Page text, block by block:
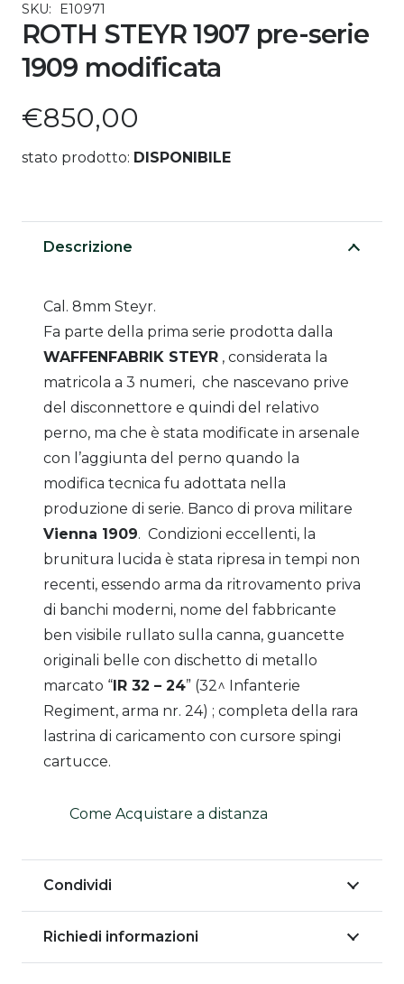
SKU: E10971
ROTH STEYR 1907 pre-serie
1909 modificata
€850,00
stato prodotto: DISPONIBILE
Descrizione
Cal. 8mm Steyr.
Fa parte della prima serie prodotta dalla
WAFFENFABRIK STEYR , considerata la
matricola a 3 numeri, che nascevano prive
del disconnettore e quindi del relativo
perno, ma che è stata modificate in arsenale
con l’aggiunta del perno quando la
modifica tecnica fu adottata nella
produzione di serie. Banco di prova militare
Vienna 1909. Condizioni eccellenti, la
brunitura lucida è stata ripresa in tempi non
recenti, essendo arma da ritrovamento priva
di banchi moderni, nome del fabbricante
ben visibile rullato sulla canna, guancette
originali belle con dischetto di metallo
marcato “IR 32 – 24” (32^ Infanterie
Regiment, arma nr. 24) ; completa della rara
lastrina di caricamento con cursore spingi
cartucce.
Come Acquistare a distanza
Condividi
Richiedi informazioni